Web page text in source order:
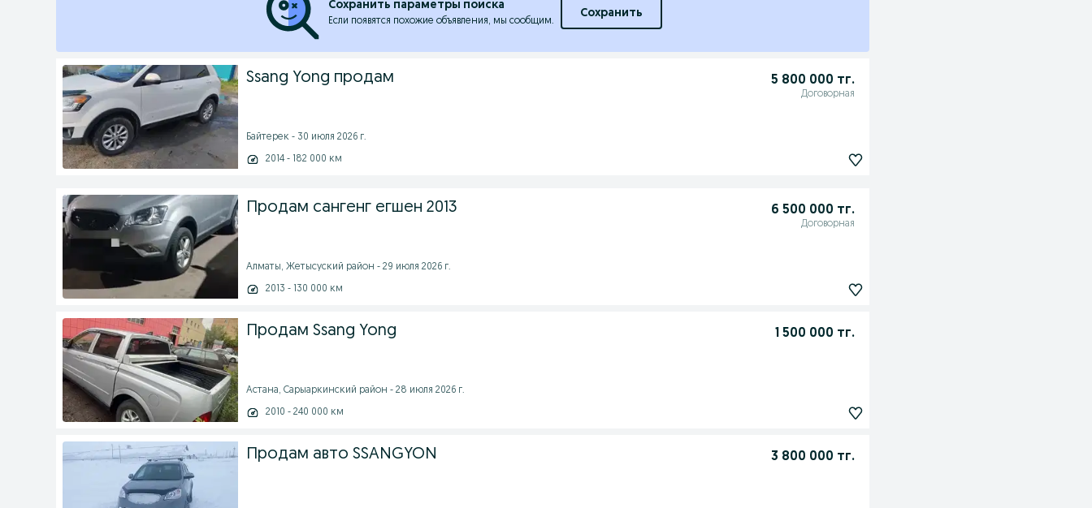
Сохранить параметры поиска
Если появятся похожие объявления, мы сообщим.
Сохранить
Ssang Yong продам 5 800 000 тг.
Договорная
Байтерек - 30 июля 2026 г.
2014 - 182 000 км
Продам сангенг егшен 2013 6 500 000 тг.
Договорная
Алматы, Жетысуский район - 29 июля 2026 г.
2013 - 130 000 км
Продам Ssang Yong 1 500 000 тг.
Астана, Сарыаркинский район - 28 июля 2026 г.
2010 - 240 000 км
Продам авто SSANGYON 3 800 000 тг.